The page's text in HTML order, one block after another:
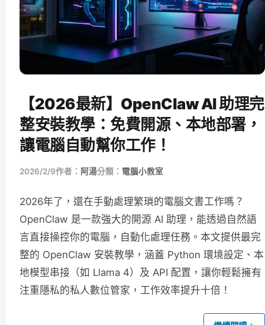
【2026最新】OpenClaw AI 助理完
整安裝教學：免費開源、本地部署，
讓電腦自動幫你工作！
2026/2/9作者： 阿湯分類： 電腦小教室
2026年了，還在手動處理繁瑣的電腦文書工作嗎？
OpenClaw 是一款強大的開源 AI 助理，能透過自然語
言直接操控你的電腦，自動化處理任務。本文提供最完
整的 OpenClaw 安裝教學，涵蓋 Python 環境設定、本
地模型串接（如 Llama 4）及 API 配置，讓你輕鬆擁有
注重隱私的私人數位管家，工作效率提升十倍！